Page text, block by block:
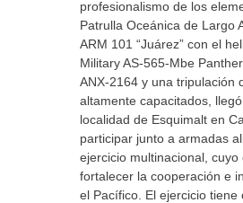
profesionalismo de los
Patrulla Oceánica de Largo
ARM 101 “Juárez” con el
Military AS-565-Mbe
ANX-2164 y una tripulación
altamente capacitados, llegó
localidad de Esquimalt en
participar junto a armadas
ejercicio multinacional, cuyo
fortalecer la cooperación e
el Pacífico. El ejercicio tiene